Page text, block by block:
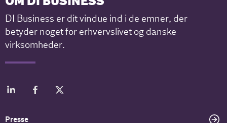
DI Business er dit vindue ind i de emner, der
betyder noget for erhvervslivet og danske
virksomheder.
Presse